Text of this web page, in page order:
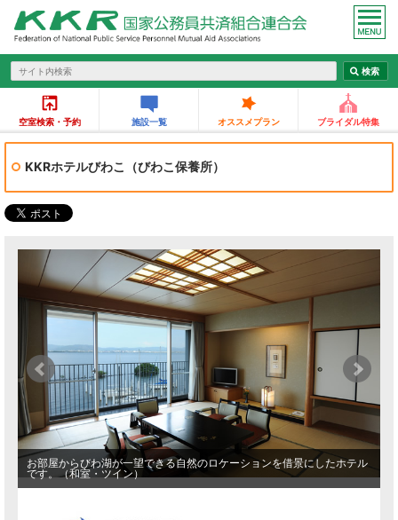
空室検索・予約 施設一覧 オススメプラン ブライダル特集
KKRホテルびわこ（びわこ保養所）
お部屋からびわ湖が一望できる自然のロケーションを借景にしたホテル
です。（和室・ツイン）